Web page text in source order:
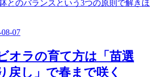
とのバランスという3つの原則で解きほ
08-07
オラの育て方は「苗選
戻し」で春まで咲く